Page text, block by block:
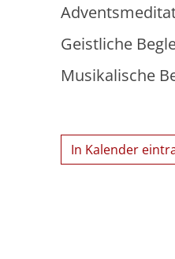
Geistliche
Musikalische
In Kalender